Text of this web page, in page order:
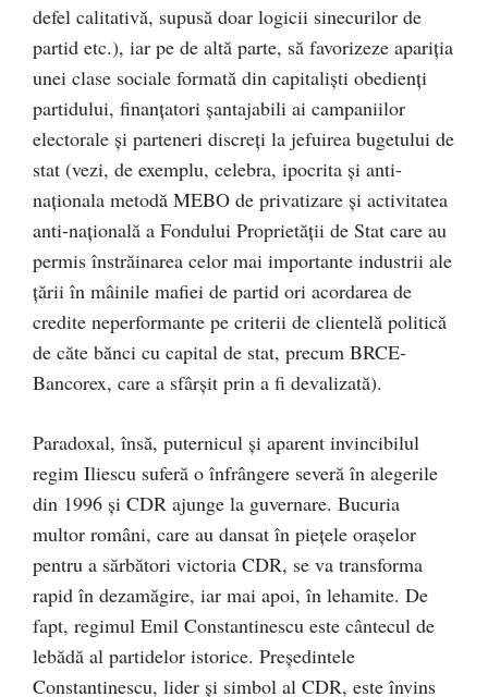
defel calitativă, supusă doar logicii sinecurilor de
partid etc.), iar pe de altă parte, să favorizeze apariţia
unei clase sociale formată din capitalişti obedienţi
partidului, finanţatori şantajabili ai campaniilor
electorale şi parteneri discreţi la jefuirea bugetului de
stat (vezi, de exemplu, celebra, ipocrita şi anti-
naţionala metodă MEBO de privatizare şi activitatea
anti-naţională a Fondului Proprietăţii de Stat care au
permis înstrăinarea celor mai importante industrii ale
ţării în mâinile mafiei de partid ori acordarea de
credite neperformante pe criterii de clientelă politică
de căte bănci cu capital de stat, precum BRCE-
Bancorex, care a sfârşit prin a fi devalizată).
Paradoxal, însă, puternicul şi aparent invincibilul
regim Iliescu suferă o înfrângere severă în alegerile
din 1996 şi CDR ajunge la guvernare. Bucuria
multor români, care au dansat în pieţele oraşelor
pentru a sărbători victoria CDR, se va transforma
rapid în dezamăgire, iar mai apoi, în lehamite. De
fapt, regimul Emil Constantinescu este cântecul de
lebădă al partidelor istorice. Preşedintele
Constantinescu, lider şi simbol al CDR, este învins